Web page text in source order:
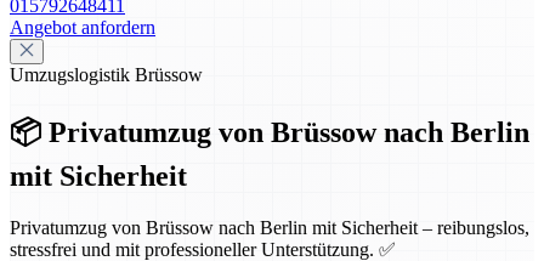
015792648411
Angebot anfordern
Umzugslogistik Brüssow
📦 Privatumzug von Brüssow nach Berlin
mit Sicherheit
Privatumzug von Brüssow nach Berlin mit Sicherheit – reibungslos,
stressfrei und mit professioneller Unterstützung. ✅